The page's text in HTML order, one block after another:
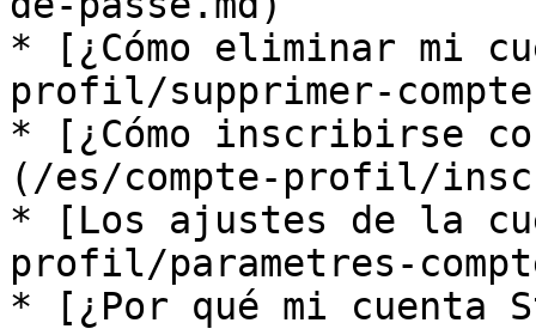
* [¿Cómo eliminar mi
profil/supprimer-
* [¿Cómo inscribirse
(/es/compte-profil/
* [Los ajustes de la
profil/parametres-
* [¿Por qué mi cuenta